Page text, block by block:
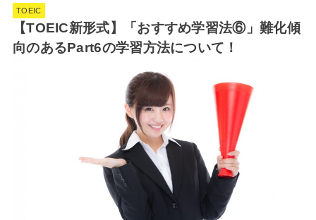
TOEIC
【TOEIC新形式】「おすすめ学習法⑥」難化傾
向のあるPart6の学習方法について！